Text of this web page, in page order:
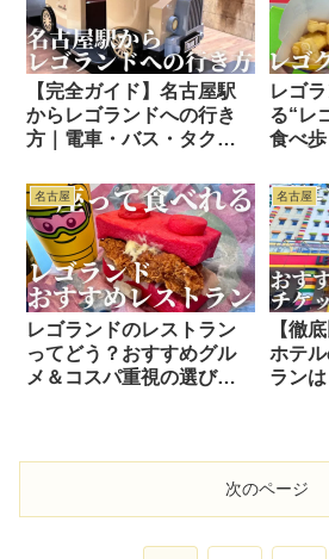
【完全ガイド】名古屋駅
からレゴランドへの行き
方｜電車・バス・タクシ
レゴ
る“レ
食べ
名古屋
レゴランドのレストラン
ってどう？おすすめグル
メ＆コスパ重視の選び方
名古屋
【徹
ホテ
ラン
次のページ